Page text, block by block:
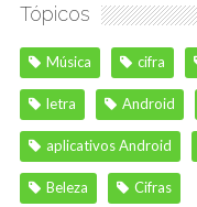
Tópicos
Música cifra
letra Android
aplicativos Android
Beleza Cifras